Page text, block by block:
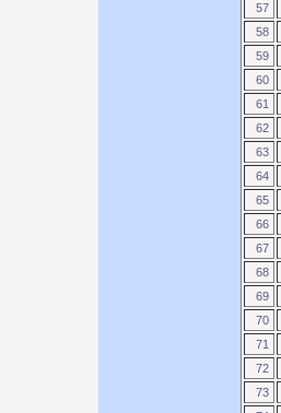
57
58
59
60
61
62
63
64
65
66
67
68
69
70
71
72
73